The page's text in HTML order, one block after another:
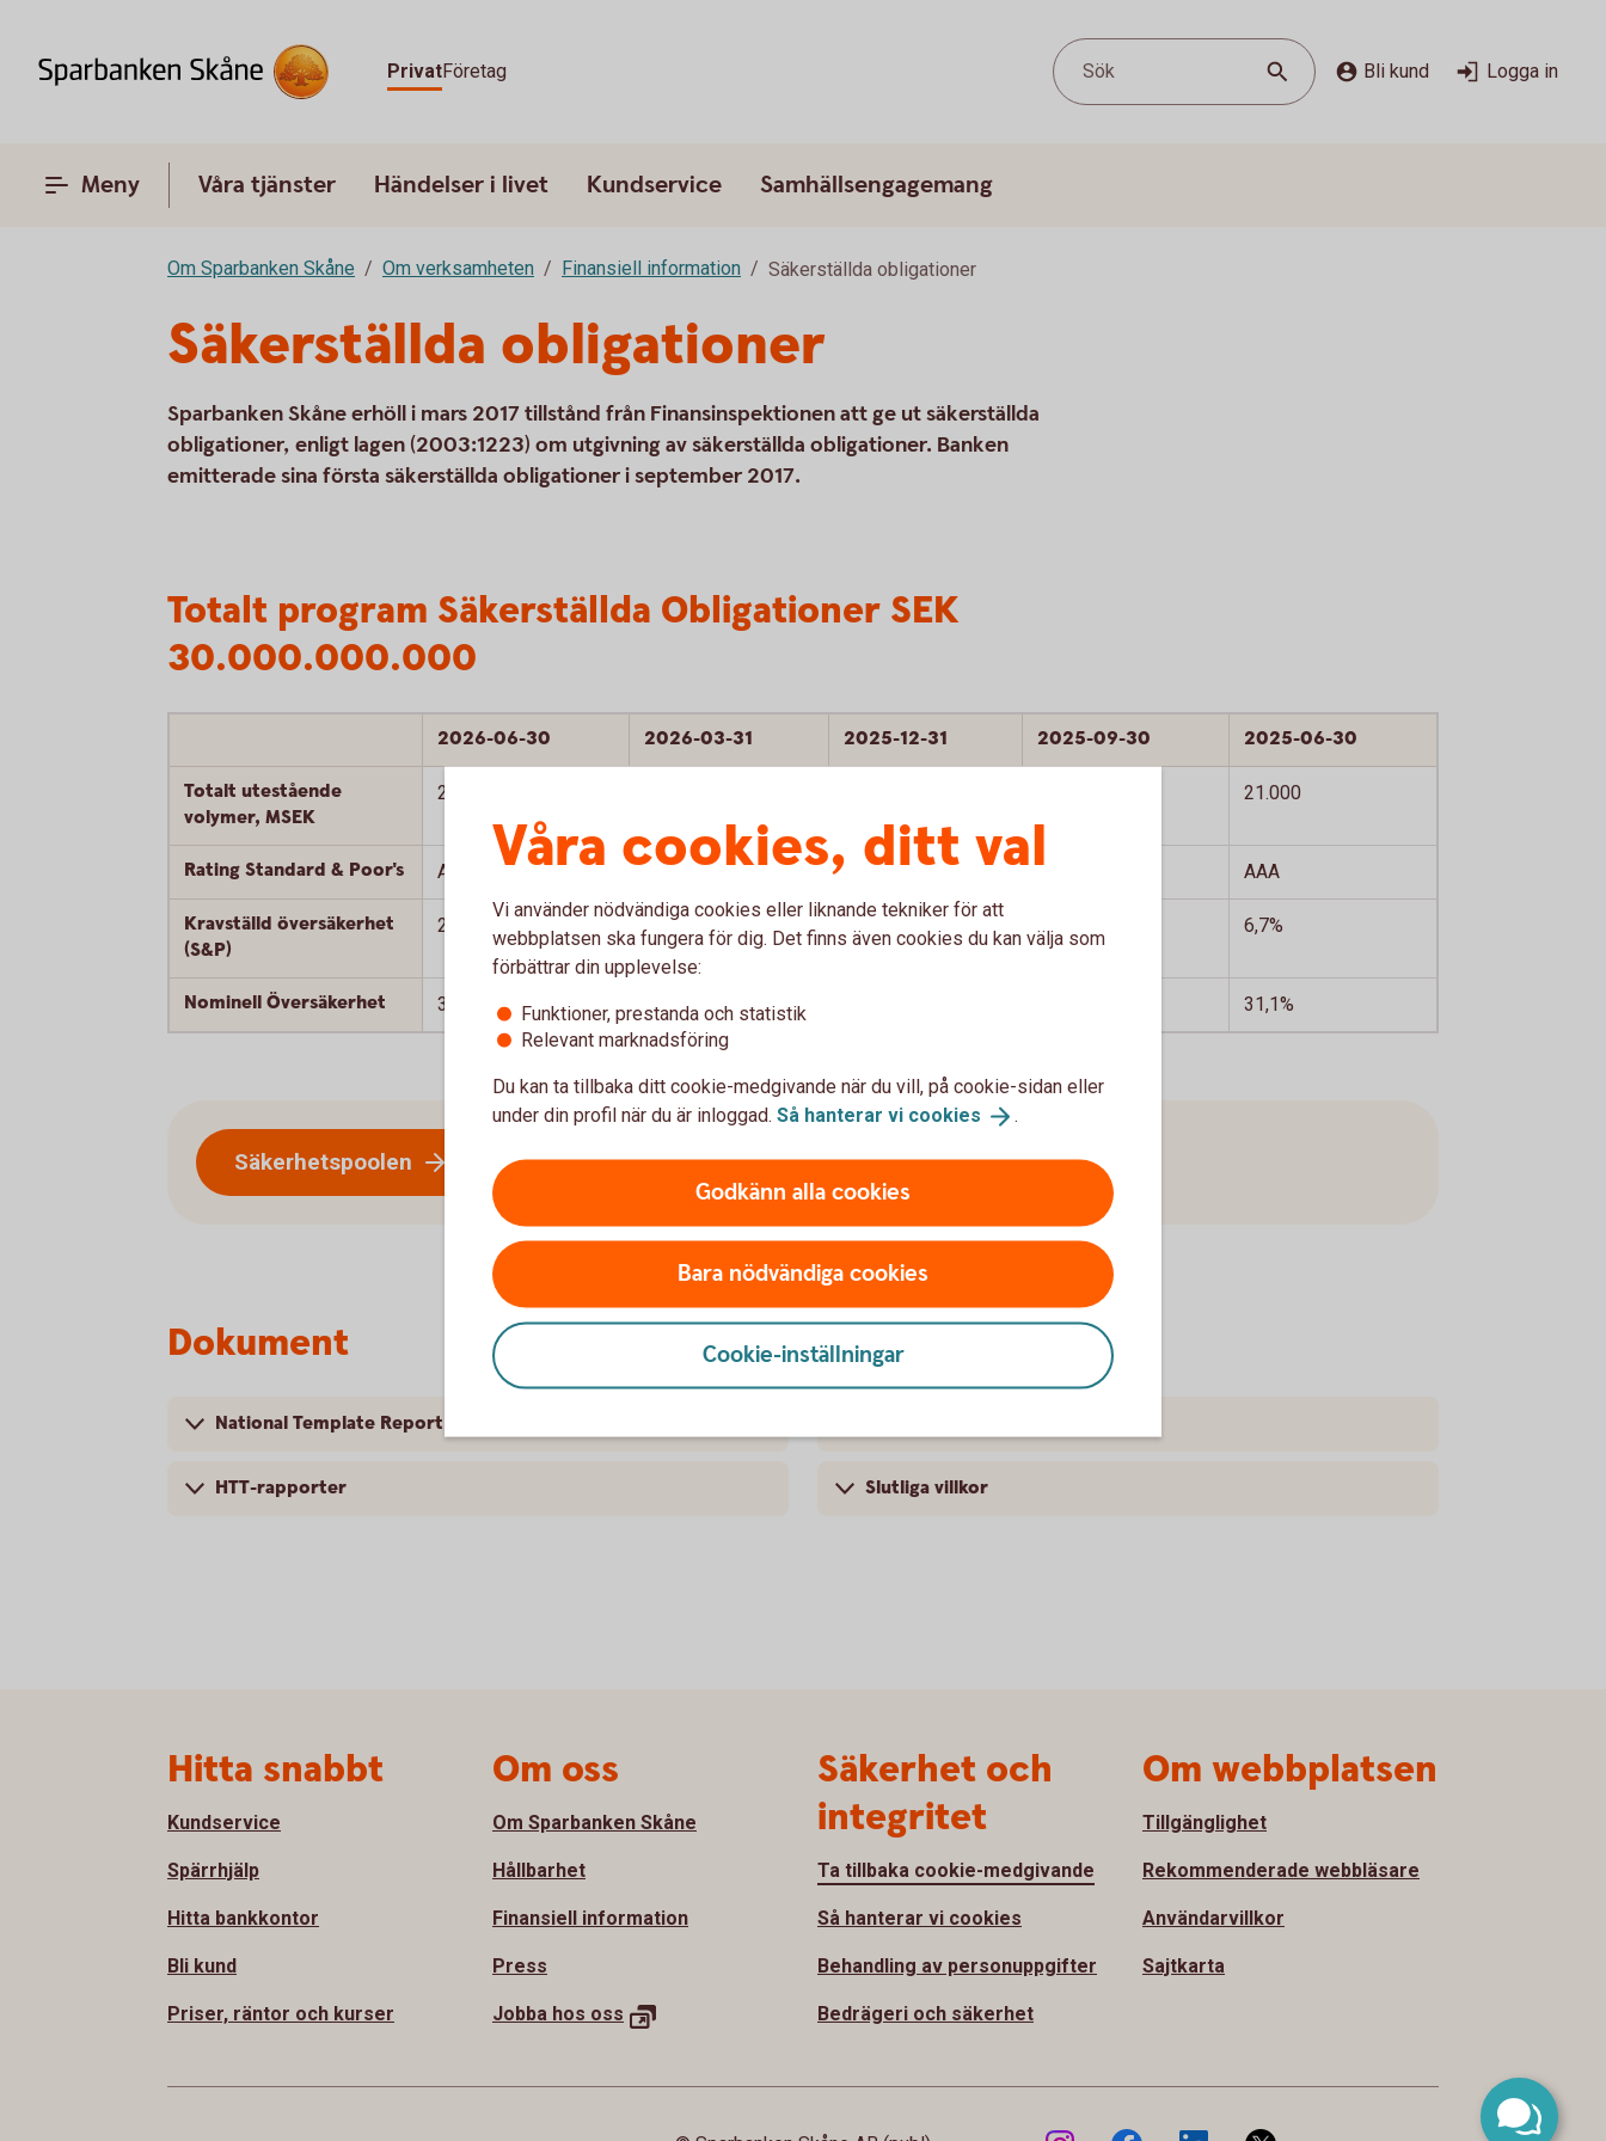
PrivatFöretag Sök Bli kund Logga in
Meny Våra tjänster Händelser i livet Kundservice Samhällsengagemang
Om Sparbanken Skåne Om verksamheten Finansiell information Säkerställda obligationer
Säkerställda obligationer
Sparbanken Skåne erhöll i mars 2017 tillstånd från Finansinspektionen att ge ut säkerställda
obligationer, enligt lagen (2003:1223) om utgivning av säkerställda obligationer. Banken
emitterade sina första säkerställda obligationer i september 2017.
Totalt program Säkerställda Obligationer SEK
30.000.000.000
2026-06-30 2026-03-31 2025-12-31 2025-09-30 2025-06-30
Totalt utestående
volymer, MSEK
26.524 21.000
Rating Standard & Poor's AAA AAA AAA AAA AAA
Kravställd översäkerhet
(S&P)
2% 2,0% 2,0% 6,7% 6,7%
Nominell Översäkerhet 33% 32,7% 31,1%
Säkerhetspoolen
Dokument
National Template Report
HTT-rapporter Slutliga villkor
Våra cookies, ditt val
Vi använder nödvändiga cookies eller liknande tekniker för att
webbplatsen ska fungera för dig. Det finns även cookies du kan välja som
förbättrar din upplevelse:
Funktioner, prestanda och statistik
Relevant marknadsföring
Du kan ta tillbaka ditt cookie-medgivande när du vill, på cookie-sidan eller
under din profil när du är inloggad. Så hanterar vi cookies .
Godkänn alla cookies
Bara nödvändiga cookies
Cookie-inställningar
Hitta snabbt
Kundservice
Spärrhjälp
Hitta bankkontor
Bli kund
Priser, räntor och kurser
Om oss
Om Sparbanken Skåne
Hållbarhet
Finansiell information
Press
Jobba hos oss
Säkerhet och
integritet
Ta tillbaka cookie-medgivande
Så hanterar vi cookies
Behandling av personuppgifter
Bedrägeri och säkerhet
Om webbplatsen
Tillgänglighet
Rekommenderade webbläsare
Användarvillkor
Sajtkarta